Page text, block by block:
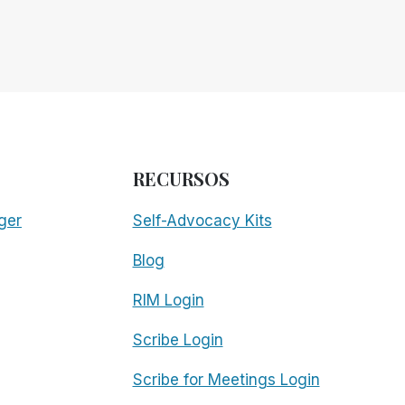
RECURSOS
Self-Advocacy Kits
Blog
RIM Login
Scribe Login
Scribe for Meetings Login